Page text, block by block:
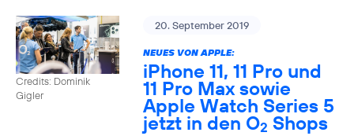
Credits: Dominik
Gigler
20. September 2019
NEUES VON APPLE:
iPhone 11, 11 Pro und
11 Pro Max sowie
Apple Watch Series 5
jetzt in den O2 Shops